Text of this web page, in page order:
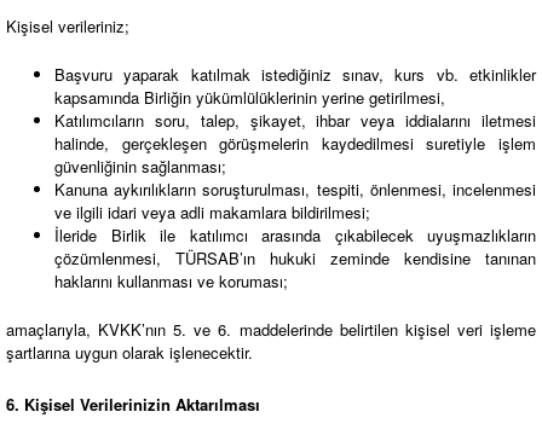
Kişisel verileriniz;
Başvuru yaparak katılmak istediğiniz sınav, kurs vb. etkinlikler
kapsamında Birliğin yükümlülüklerinin yerine getirilmesi,
Katılımcıların soru, talep, şikayet, ihbar veya iddialarını iletmesi
halinde, gerçekleşen görüşmelerin kaydedilmesi suretiyle işlem
güvenliğinin sağlanması;
Kanuna aykırılıkların soruşturulması, tespiti, önlenmesi, incelenmesi
ve ilgili idari veya adli makamlara bildirilmesi;
İleride Birlik ile katılımcı arasında çıkabilecek uyuşmazlıkların
çözümlenmesi, TÜRSAB’ın hukuki zeminde kendisine tanınan
haklarını kullanması ve koruması;
amaçlarıyla, KVKK’nın 5. ve 6. maddelerinde belirtilen kişisel veri işleme
şartlarına uygun olarak işlenecektir.
6. Kişisel Verilerinizin Aktarılması